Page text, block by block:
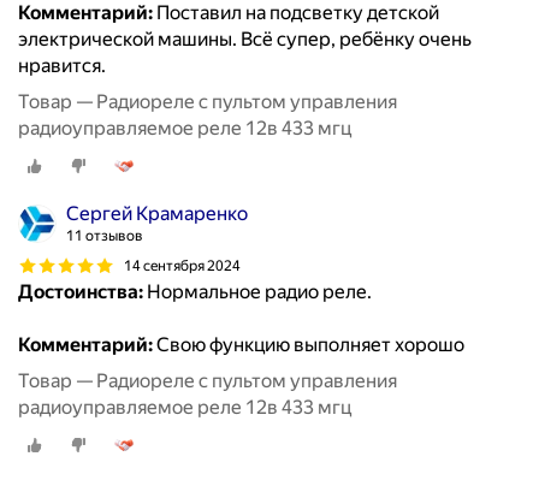
Комментарий: Поставил на подсветку детской
электрической машины. Всё супер, ребёнку очень
нравится.
Товар — Радиореле с пультом управления
радиоуправляемое реле 12в 433 мгц
Сергей Крамаренко
11 отзывов
14 сентября 2024
Достоинства: Нормальное радио реле.
Комментарий:Свою функцию выполняет хорошо
Товар — Радиореле с пультом управления
радиоуправляемое реле 12в 433 мгц